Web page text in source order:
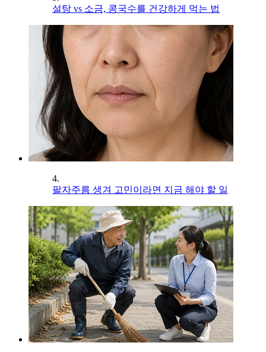
설탕 vs 소금, 콩국수를 건강하게 먹는 법
4.
팔자주름 생겨 고민이라면 지금 해야 할 일